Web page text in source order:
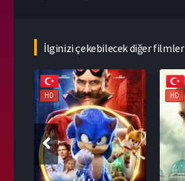
İlginizi çekebilecek diğer filmler
HD HD